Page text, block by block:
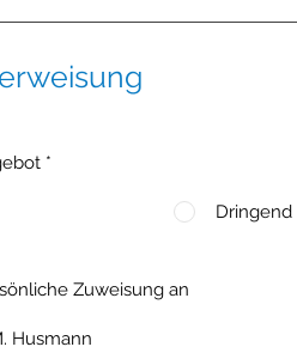
*
Dringend
Zuweisung an
Husmann